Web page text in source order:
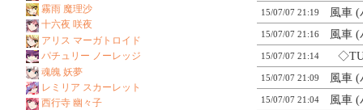
15/07/07 21:19 風車
15/07/07 21:16 風車
15/07/07 21:14
15/07/07 21:09 風車
15/07/07 21:04 風車
霧雨 魔理沙
十六夜 咲夜
アリス マーガトロイド
パチュリー ノーレッジ
魂魄 妖夢
レミリア スカーレット
西行寺 幽々子